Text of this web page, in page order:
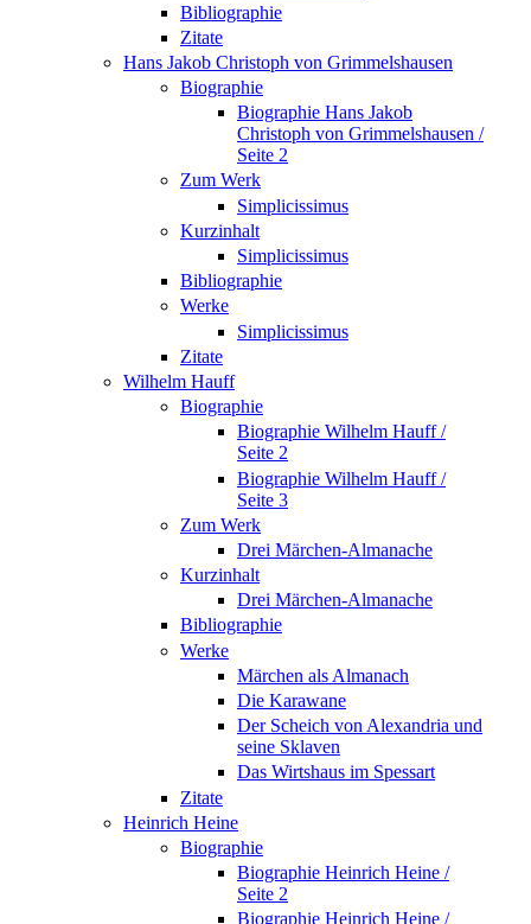
Bibliographie
Zitate
Hans Jakob Christoph von Grimmelshausen
Biographie
Biographie Hans Jakob
Christoph von Grimmelshausen /
Seite 2
Zum Werk
Simplicissimus
Kurzinhalt
Simplicissimus
Bibliographie
Werke
Simplicissimus
Zitate
Wilhelm Hauff
Biographie
Biographie Wilhelm Hauff /
Seite 2
Biographie Wilhelm Hauff /
Seite 3
Zum Werk
Drei Märchen-Almanache
Kurzinhalt
Drei Märchen-Almanache
Bibliographie
Werke
Märchen als Almanach
Die Karawane
Der Scheich von Alexandria und
seine Sklaven
Das Wirtshaus im Spessart
Zitate
Heinrich Heine
Biographie
Biographie Heinrich Heine /
Seite 2
Biographie Heinrich Heine /